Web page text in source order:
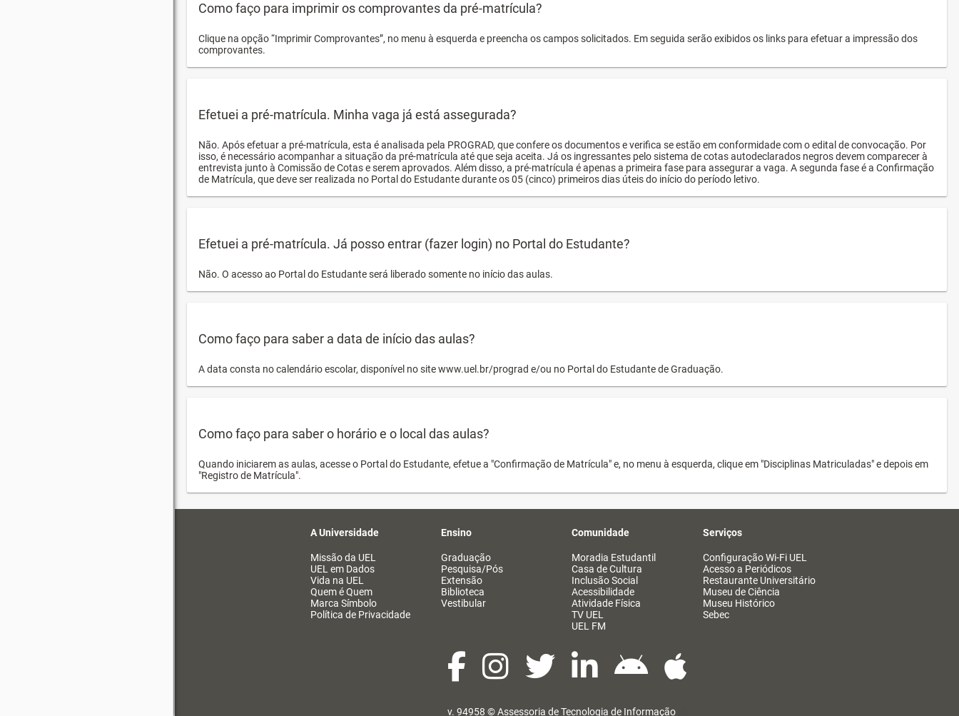
Como faço para imprimir os comprovantes da pré-matrícula?
Clique na opção “Imprimir Comprovantes”, no menu à esquerda e preencha os campos solicitados. Em seguida serão exibidos os links para efetuar a impressão dos
comprovantes.
Efetuei a pré-matrícula. Minha vaga já está assegurada?
Não. Após efetuar a pré-matrícula, esta é analisada pela PROGRAD, que confere os documentos e verifica se estão em conformidade com o edital de convocação. Por
isso, é necessário acompanhar a situação da pré-matrícula até que seja aceita. Já os ingressantes pelo sistema de cotas autodeclarados negros devem comparecer à
entrevista junto à Comissão de Cotas e serem aprovados. Além disso, a pré-matrícula é apenas a primeira fase para assegurar a vaga. A segunda fase é a Confirmação
de Matrícula, que deve ser realizada no Portal do Estudante durante os 05 (cinco) primeiros dias úteis do início do período letivo.
Efetuei a pré-matrícula. Já posso entrar (fazer login) no Portal do Estudante?
Não. O acesso ao Portal do Estudante será liberado somente no início das aulas.
Como faço para saber a data de início das aulas?
A data consta no calendário escolar, disponível no site www.uel.br/prograd e/ou no Portal do Estudante de Graduação.
Como faço para saber o horário e o local das aulas?
Quando iniciarem as aulas, acesse o Portal do Estudante, efetue a "Confirmação de Matrícula" e, no menu à esquerda, clique em "Disciplinas Matriculadas" e depois em
"Registro de Matrícula".
A Universidade
Missão da UEL
UEL em Dados
Vida na UEL
Quem é Quem
Marca Símbolo
Política de Privacidade
Ensino
Graduação
Pesquisa/Pós
Extensão
Biblioteca
Vestibular
Comunidade
Moradia Estudantil
Casa de Cultura
Inclusão Social
Acessibilidade
Atividade Física
TV UEL
UEL FM
Serviços
Configuração Wi-Fi UEL
Acesso a Periódicos
Restaurante Universitário
Museu de Ciência
Museu Histórico
Sebec
v. 94958 ©Assessoria de Tecnologia de Informação